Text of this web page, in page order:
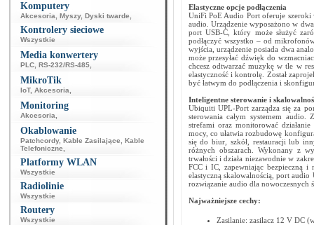
Komputery
Akcesoria Myszy, Dyski twarde
Kontrolery sieciowe
Wszystkie
Media konwertery
PLC RS-232/RS-485
MikroTik
IoT, Akcesoria
Monitoring
Akcesoria
Okablowanie
Patchcordy, Kable Zasilające
Kable
Telefoniczne
Platformy WLAN
Wszystkie
Radiolinie
Wszystkie
Routery
Wszystkie
Elastyczne opcje podłączenia
UniFi PoE Audio Port oferuje szeroki
audio. Urządzenie wyposażono w
port USB-C, który może służyć
podłączyć wszystko – od
wyjścia, urządzenie posiada dwa
może przesyłać dźwięk do
chcesz odtwarzać muzykę w tle w
elastyczność i kontrolę. Został
być łatwym do podłączenia i
Inteligentne sterowanie i
Ubiquiti UPL-Port zarządza się za
sterowania całym systemem
strefami oraz monitorować
mocy, co ułatwia rozbudowę
się do biur, szkół, restauracji lub
różnych obszarach. Wykonany z
trwałości i działa niezawodnie w
FCC i IC, zapewniając bezpieczną i
elastyczną skalowalnością, port
rozwiązanie audio dla nowoczesnych
Najważniejsze cechy:
Zasilanie: zasilacz 12 V DC